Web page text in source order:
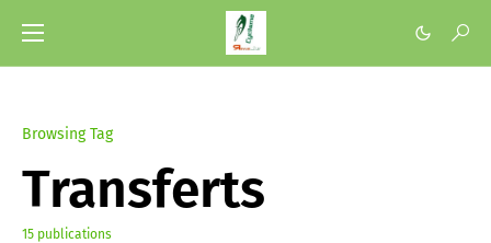
Browsing Tag
Transferts
15 publications